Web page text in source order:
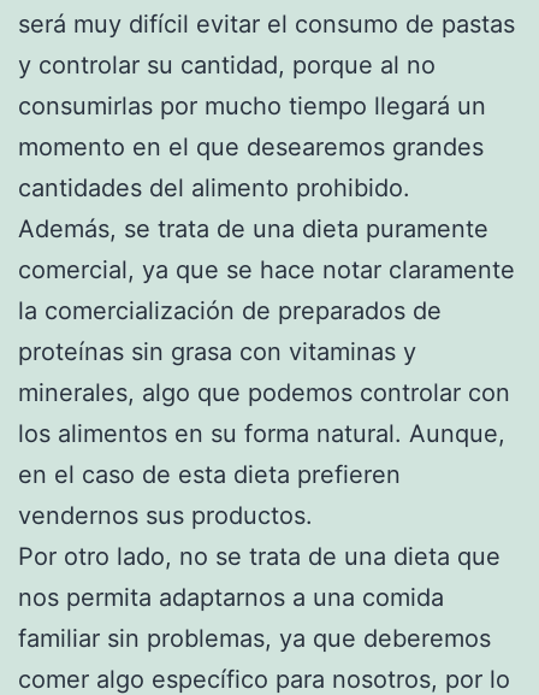
será muy difícil evitar el consumo de pastas
y controlar su cantidad, porque al no
consumirlas por mucho tiempo llegará un
momento en el que desearemos grandes
cantidades del alimento prohibido.
Además, se trata de una dieta puramente
comercial, ya que se hace notar claramente
la comercialización de preparados de
proteínas sin grasa con vitaminas y
minerales, algo que podemos controlar con
los alimentos en su forma natural. Aunque,
en el caso de esta dieta prefieren
vendernos sus productos.
Por otro lado, no se trata de una dieta que
nos permita adaptarnos a una comida
familiar sin problemas, ya que deberemos
comer algo específico para nosotros, por lo